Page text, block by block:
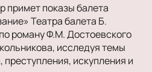
примет показы балета
Театра балета Б.
роману Ф.М. Достоевского
исследуя темы
искупления и